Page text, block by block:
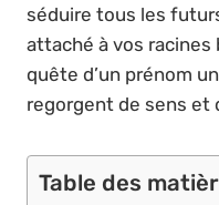
séduire tous les
attaché à vos
quête d’un prénom
regorgent de sens et
Table des